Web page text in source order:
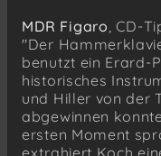
MDR Figaro , CD-
"Der
benutzt ein Erard-
historisches
und Hiller von der
abgewinnen
ersten Moment
extrahiert Koch